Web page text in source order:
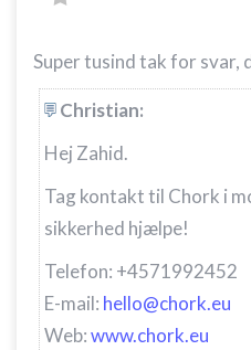
Super tusind tak for svar,
Christian:
Hej Zahid.
Tag kontakt til Chork i
sikkerhed hjælpe!
Telefon: +4571992452
E-mail: hello@chork.eu
Web:www.chork.eu